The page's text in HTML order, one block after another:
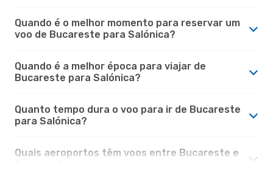
Quando é o melhor momento para reservar um
voo de Bucareste para Salónica?
Quando é a melhor época para viajar de
Bucareste para Salónica?
Quanto tempo dura o voo para ir de Bucareste
para Salónica?
Quais aeroportos têm voos entre Bucareste e